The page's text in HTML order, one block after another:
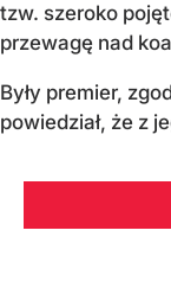
tzw. szeroko
przewagę nad
Były premier,
powiedział, że z